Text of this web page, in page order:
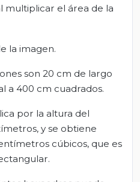
multiplicar el área de la
son 20 cm de largo
a 400 cm cuadrados.
por la altura del
y se obtiene
cúbicos, que es